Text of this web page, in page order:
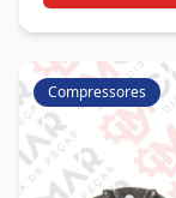
Compressores